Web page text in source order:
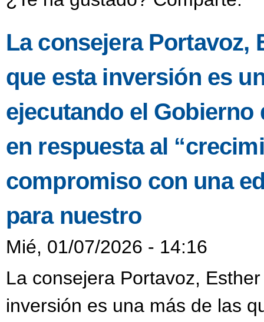
La consejera Portavoz,
que esta inversión es
ejecutando el Gobierno
en respuesta al
compromiso con una
para nuestro
Mié, 01/07/2026 - 14:16
La consejera Portavoz,
inversión es una más de las